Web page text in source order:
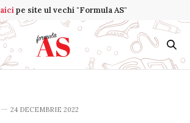
aicipe site ul vechi "Formula AS"
24 DECEMBRIE 2022